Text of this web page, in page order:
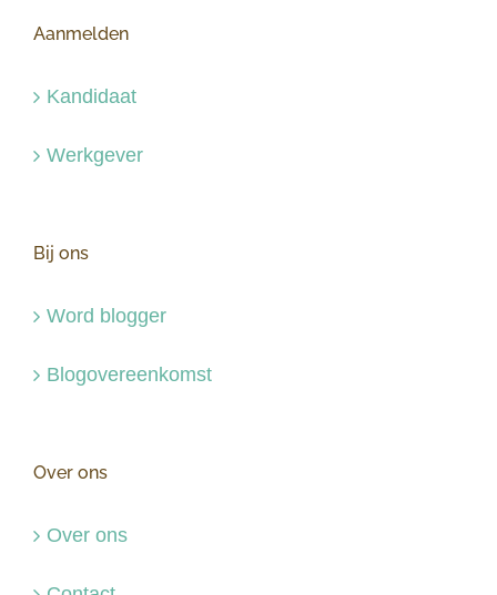
Aanmelden
Kandidaat
Werkgever
Bij ons
Word blogger
Blogovereenkomst
Over ons
Over ons